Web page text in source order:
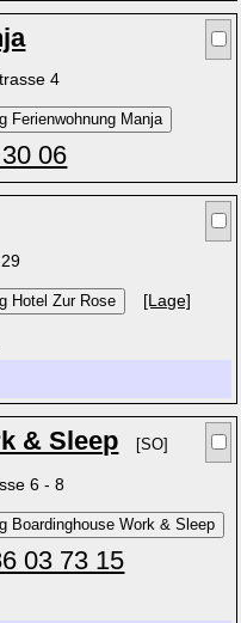
4
06
[Lage]
& Sleep [SO]
6 - 8
03 73 15